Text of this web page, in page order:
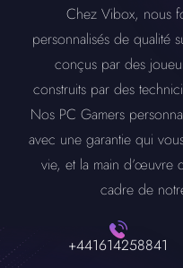
Chez Vibox, nous
personnalisés de qualité
conçus par des
construits par des
Nos PC Gamers
avec une garantie qui
vie, et la main d’œuvre
cadre de
+441614258841